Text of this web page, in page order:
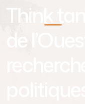
Think
de